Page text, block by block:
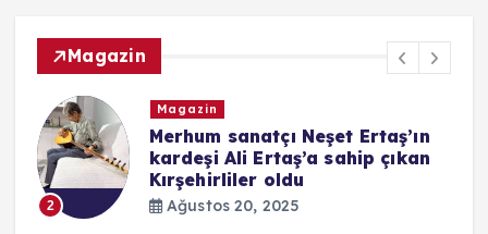
Magazin
2
Magazin
Merhum sanatçı Neşet Ertaş’ın
kardeşi Ali Ertaş’a sahip çıkan
Kırşehirliler oldu
Ağustos 20, 2025